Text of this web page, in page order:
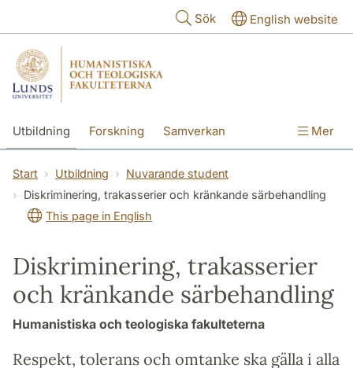
Sök English website
Utbildning Forskning Samverkan Mer
Start Utbildning
Nuvarande student
Diskriminering, trakasserier och kränkande särbehandling
This page in English
Diskriminering, trakasserier
och kränkande särbehandling
Humanistiska och teologiska fakulteterna
Respekt, tolerans och omtanke ska gälla i alla